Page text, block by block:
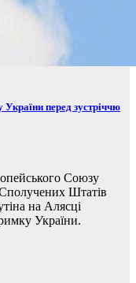
перед зустріччю
Союзу
Сполучених Штатів
на Алясці
України.